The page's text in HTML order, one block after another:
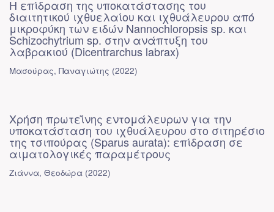
Η επίδραση της υποκατάστασης του
διαιτητικού ιχθυελαίου και ιχθυάλευρου από
μικροφύκη των ειδών Nannochloropsis sp. και
Schizochytrium sp. στην ανάπτυξη του
λαβρακιού (Dicentrarchus labrax)
Μασούρας, Παναγιώτης (2022)
Χρήση πρωτεΐνης εντομάλευρων για την
υποκατάσταση του ιχθυάλευρου στο σιτηρέσιο
της τσιπούρας (Sparus aurata): επίδραση σε
αιματολογικές παραμέτρους
Ζιάννα, Θεοδώρα (2022)